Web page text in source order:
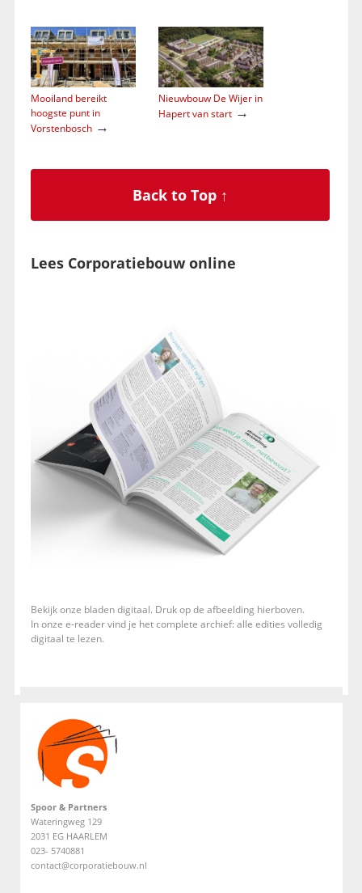
Mooiland bereikt
hoogste punt in
Vorstenbosch→
Nieuwbouw De Wijer in
Hapert van start→
Back to Top ↑
Lees Corporatiebouw online
Bekijk onze bladen digitaal. Druk op de afbeelding hierboven.
In onze e-reader vind je het complete archief: alle edities volledig
digitaal te lezen.
Spoor & Partners
Wateringweg 129
2031 EG HAARLEM
023- 5740881
contact@corporatiebouw.nl